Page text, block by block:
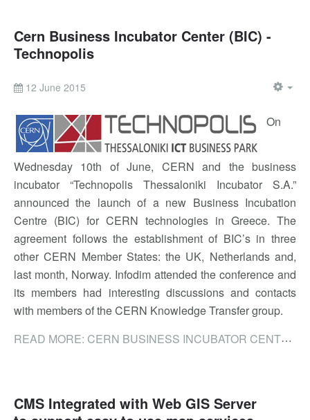
Cern Business Incubator Center (BIC) -
Technopolis
12 June 2015
On
Wednesday 10th of June, CERN and the business
incubator “Technopolis Thessaloniki Incubator S.A.”
announced the launch of a new Business Incubation
Centre (BIC) for CERN technologies in Greece. The
agreement follows the establishment of BIC’s in three
other CERN Member States: the UK, Netherlands and,
last month, Norway. Infodim attended the conference and
its members had interesting discussions and contacts
with members of the CERN Knowledge Transfer group.
READ MORE: CERN BUSINESS INCUBATOR CENTER (BIC) - TECHNOPOLIS
CMS Integrated with Web GIS Server